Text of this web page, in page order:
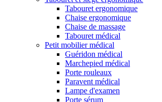
Tabouret ergonomique
Chaise ergonomique
Chaise de massage
Tabouret médical
Petit mobilier médical
Guéridon médical
Marchepied médical
Porte rouleaux
Paravent médical
Lampe d'examen
Porte sérum